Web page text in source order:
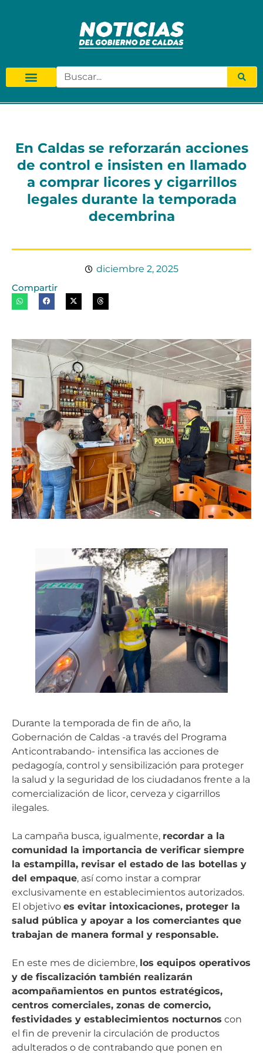
En Caldas se reforzarán acciones
de control e insisten en llamado
a comprar licores y cigarrillos
legales durante la temporada
decembrina
diciembre 2, 2025
Compartir
Durante la temporada de fin de año, la
Gobernación de Caldas -a través del Programa
Anticontrabando- intensifica las acciones de
pedagogía, control y sensibilización para proteger
la salud y la seguridad de los ciudadanos frente a la
comercialización de licor, cerveza y cigarrillos
ilegales.
La campaña busca, igualmente, recordar a la
comunidad la importancia de verificar siempre
la estampilla, revisar el estado de las botellas y
del empaque, así como instar a comprar
exclusivamente en establecimientos autorizados.
El objetivo es evitar intoxicaciones, proteger la
salud pública y apoyar a los comerciantes que
trabajan de manera formal y responsable.
En este mes de diciembre, los equipos operativos
y de fiscalización también realizarán
acompañamientos en puntos estratégicos,
centros comerciales, zonas de comercio,
festividades y establecimientos nocturnos con
el fin de prevenir la circulación de productos
adulterados o de contrabando que ponen en